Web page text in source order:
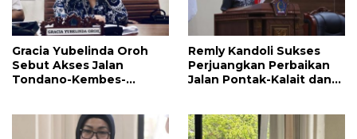
Gracia Yubelinda Oroh
Sebut Akses Jalan
Tondano-Kembes-
Remly Kandoli Sukses
Perjuangkan Perbaikan
Jalan Pontak-Kalait dan